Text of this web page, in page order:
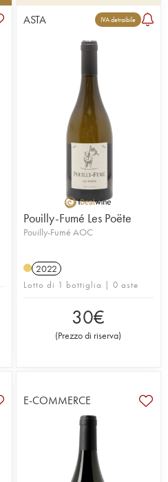
ASTA IVA detraibile
Pouilly-Fumé Les Poëte
Pouilly-Fumé AOC
2022
Lotto di 1 bottiglia | 0 aste
30€
(Prezzo di riserva)
E-COMMERCE